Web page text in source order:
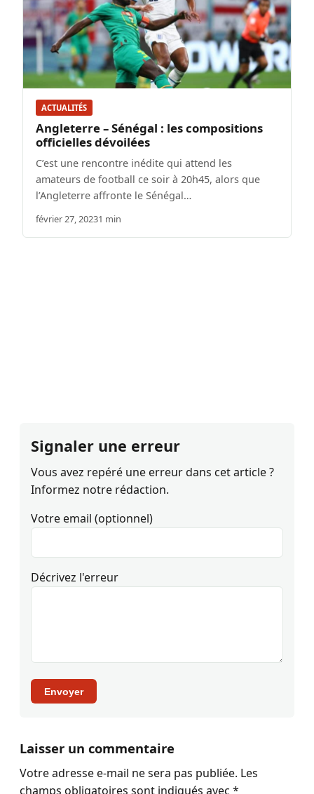
ACTUALITÉS
Angleterre – Sénégal : les compositions
officielles dévoilées
C’est une rencontre inédite qui attend les
amateurs de football ce soir à 20h45, alors que
l’Angleterre affronte le Sénégal…
février 27, 20231 min
Signaler une erreur
Vous avez repéré une erreur dans cet article ?
Informez notre rédaction.
Votre email (optionnel)
Décrivez l'erreur
Envoyer
Laisser un commentaire
Votre adresse e-mail ne sera pas publiée. Les
champs obligatoires sont indiqués avec *